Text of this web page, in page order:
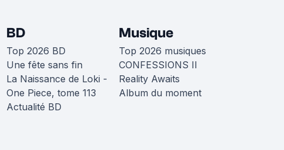
BD
Top 2026 BD
Une fête sans fin
La Naissance de Loki -
One Piece, tome 113
Actualité BD
Musique
Top 2026 musiques
CONFESSIONS II
Reality Awaits
Album du moment